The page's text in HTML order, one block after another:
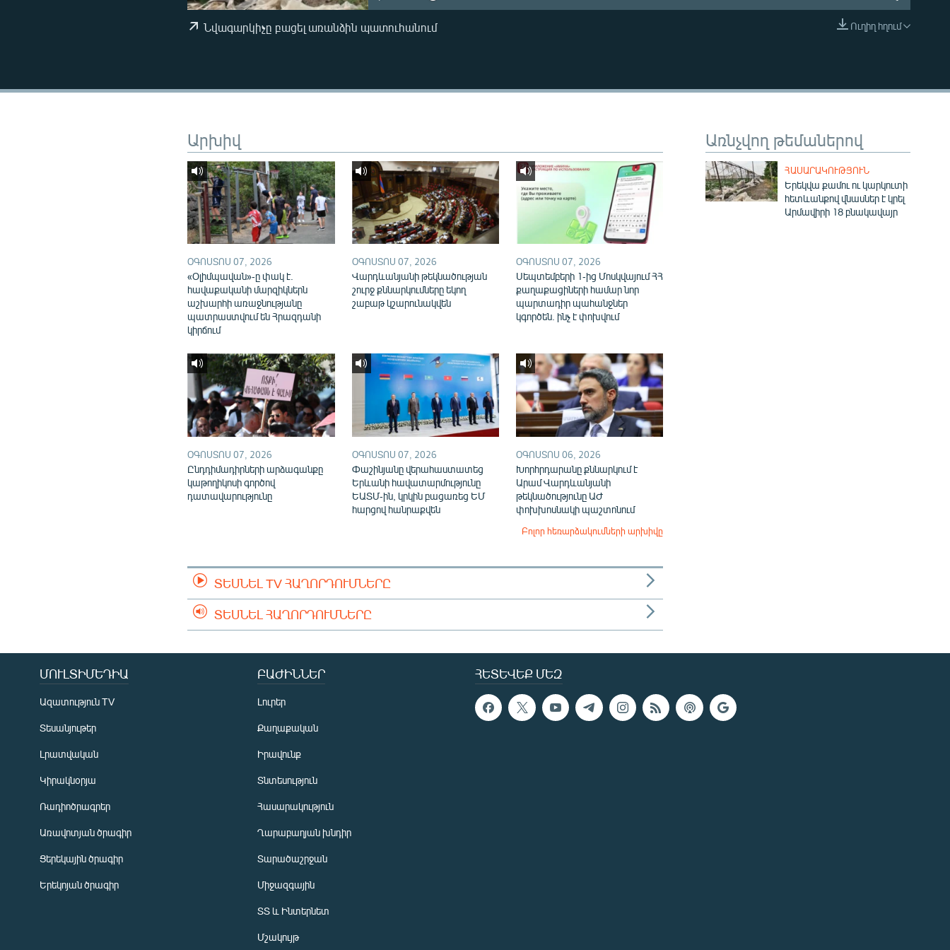
EMBED
Ուղիղ հղում
Նվագարկիչը բացել առանձին պատուհանում
Առնչվող թեմաներով
ՀԱՍԱՐԱԿՈՒԹՅՈՒՆ
Երեկվա քամու ու կարկուտի
հետևանքով վնասներ է կրել
Արմավիրի 18 բնակավայր
Արխիվ
ՕԳՈՍՏՈՍ 07, 2026
«Օլիմպավան»-ը փակ է.
հավաքականի մարզիկներն
աշխարհի առաջնությանը
պատրաստվում են Հրազդանի
կիրճում
ՕԳՈՍՏՈՍ 07, 2026
Վարդևանյանի թեկնածության
շուրջ քննարկումները եկող
շաբաթ կշարունակվեն
ՕԳՈՍՏՈՍ 07, 2026
Սեպտեմբերի 1-ից Մոսկվայում ՀՀ
քաղաքացիների համար նոր
պարտադիր պահանջներ
կգործեն. ինչ է փոխվում
ՕԳՈՍՏՈՍ 07, 2026
Ընդդիմադիրների արձագանքը
կաթողիկոսի գործով
դատավարությունը
ՕԳՈՍՏՈՍ 07, 2026
Փաշինյանը վերահաստատեց
Երևանի հավատարմությունը
ԵԱՏՄ-ին, կրկին բացառեց ԵՄ
հարցով հանրաքվեն
ՕԳՈՍՏՈՍ 06, 2026
Խորհրդարանը քննարկում է
Արամ Վարդևանյանի
թեկնածությունը ԱԺ
փոխխոսնակի պաշտոնում
Բոլոր հեռարձակումների արխիվը
ՏԵՍՆԵԼ TV ՀԱՂՈՐԴՈՒՄՆԵՐԸ
ՏԵՍՆԵԼ ՀԱՂՈՐԴՈՒՄՆԵՐԸ
ՀԵՏԵՎԵՔ ՄԵԶ
ՄՈՒԼՏԻՄԵԴԻԱ
Ազատություն TV
Տեսանյութեր
Լրատվական
Կիրակնօրյա
Ռադիոծրագրեր
Առավոտյան ծրագիր
Ցերեկային ծրագիր
Երեկոյան ծրագիր
ԲԱԺԻՆՆԵՐ
Լուրեր
Քաղաքական
Իրավունք
Տնտեսություն
Հասարակություն
Ղարաբաղյան խնդիր
Տարածաշրջան
Միջազգային
ՏՏ և Ինտերնետ
Մշակույթ